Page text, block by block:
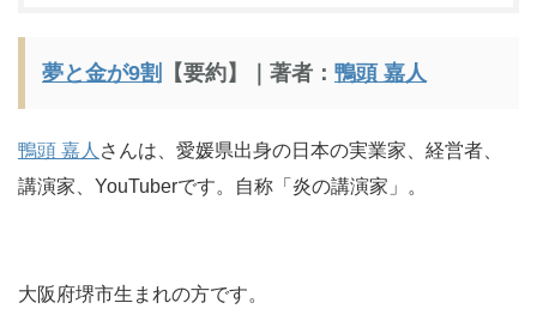
夢と金が9割 【要約】｜著者： 鴨頭 嘉人
鴨頭 嘉人 さんは、愛媛県出身の日本の実業家、経営者、
講演家、YouTuberです。自称「炎の講演家」。
大阪府堺市生まれの方です。